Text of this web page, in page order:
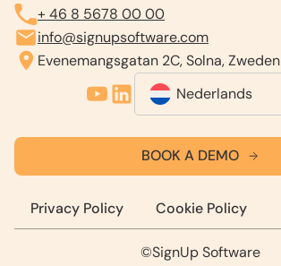
+ 46 8 5678 00 00
info@signupsoftware.com
Evenemangsgatan 2C, Solna, Zweden
©SignUp Software
Privacy Policy Cookie Policy
BOOK A DEMO
Nederlands